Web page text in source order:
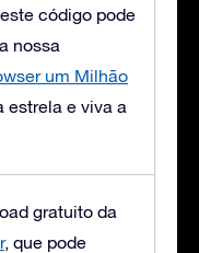
código pode
nossa
um Milhão
estrela e viva a
gratuito da
, que pode